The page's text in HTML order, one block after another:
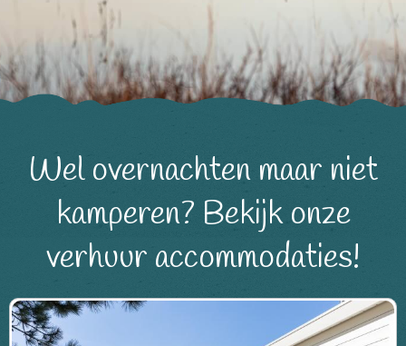
Wel overnachten maar niet
kamperen? Bekijk onze
verhuur accommodaties!